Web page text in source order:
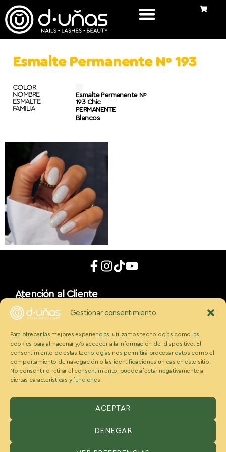
Gestionar consentimiento
Para ofrecer las mejores experiencias, utilizamos tecnologías como las
cookies para almacenar y/o acceder a la información del dispositivo. El
consentimiento de estas tecnologías nos permitirá procesar datos como el
comportamiento de navegación o las identificaciones únicas en este sitio.
No consentir o retirar el consentimiento, puede afectar negativamente a
ciertas características y funciones.
ACEPTAR
DENEGAR
Esmalte Permanente Nº 193
COLOR
NOMBRE
ESMALTE
FAMILIA
Esmalte Permanente Nº
193 Chic
PERMANENTE
Blancos
Atención al Cliente
Cita online
App móvil
d_uñaslovers
Bonos d-uñas
Contacto
Conócenos
Somos Ecobeauty
Conocenos
Medios
Blog